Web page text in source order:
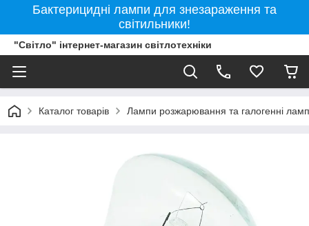
Бактерицидні лампи для знезараження та
світильники!
"Світло" інтернет-магазин світлотехніки
Каталог товарів Лампи розжарювання та галогенні